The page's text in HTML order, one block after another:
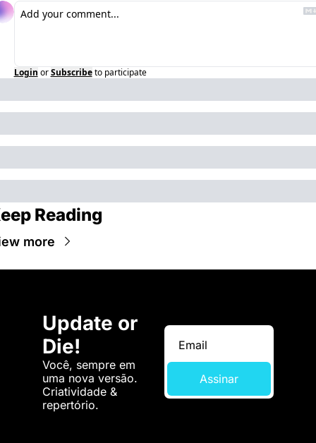
Login or Subscribe to participate
Reading
more
Update or
Die!
Você, sempre em
uma nova versão.
Criatividade &
repertório.
Assinar